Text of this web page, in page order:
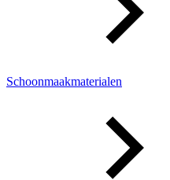
Schoonmaakmaterialen